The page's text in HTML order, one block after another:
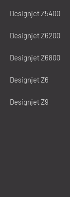
Designjet Z5400
Designjet Z6200
Designjet Z6800
Designjet Z6
Designjet Z9